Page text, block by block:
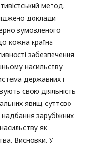
метод.
доклади
зумовленого
кожна країна
забезпечення
насильству
державних і
свою діяльність
явищ суттєво
надбання зарубіжних
як
Висновки. У